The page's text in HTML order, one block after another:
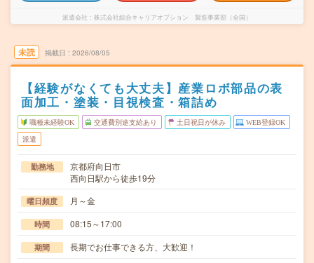
派遣会社 株式会社綜合キャリアオプション 製造事業部（全国）
未読 掲載日 2026/08/05
【経験がなくても大丈夫】産業ロボ部品の表
面加工・塗装・目視検査・箱詰め
職種未経験OK 交通費別途支給あり 土日祝日が休み WEB登録OK
派遣
勤務地
京都府向日市
西向日駅から徒歩19分
曜日頻度 月～金
時間 08:15～17:00
期間 長期でお仕事できる方、大歓迎！